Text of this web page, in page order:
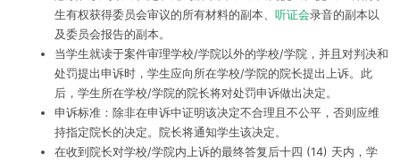
生有权获得委员会审议的所有材料的副本、 听证会录音的副本以
及委员会报告的副本。
当学生就读于案件审理学校/学院以外的学校/学院，并且对判决和
处罚提出申诉时，学生应向所在学校/学院的院长提出上诉。此
后，学生所在学校/学院的院长将对处罚申诉做出决定。
申诉标准：除非在申诉中证明该决定不合理且不公平，否则应维
持指定院长的决定。院长将通知学生该决定。
在收到院长对学校/学院内上诉的最终答复后十四 (14) 天内，学